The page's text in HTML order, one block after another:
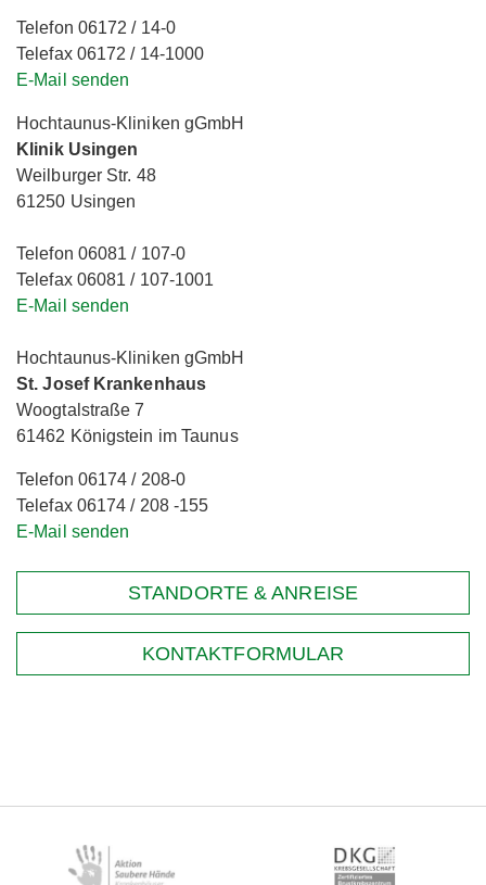
Telefon 06172 / 14-0
Telefax 06172 / 14-1000
E-Mail senden
Hochtaunus-Kliniken gGmbH
Klinik Usingen
Weilburger Str. 48
61250 Usingen
Telefon 06081 / 107-0
Telefax 06081 / 107-1001
E-Mail senden
Hochtaunus-Kliniken gGmbH
St. Josef Krankenhaus
Woogtalstraße 7
61462 Königstein im Taunus
Telefon 06174 / 208-0
Telefax 06174 / 208 -155
E-Mail senden
STANDORTE & ANREISE
KONTAKTFORMULAR